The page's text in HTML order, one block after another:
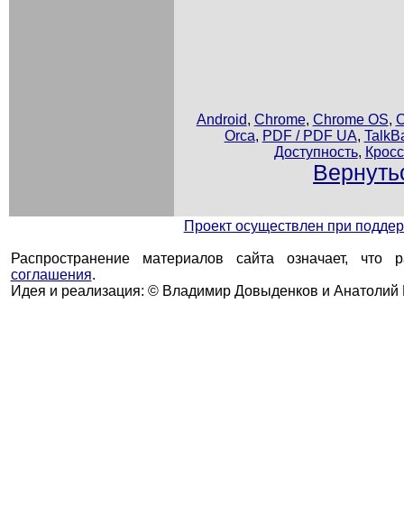
Android, Chrome, Chrome OS,
Orca, PDF / PDF UA,
Доступность,
Проект осуществлен при
Распространение материалов сайта означает, что
соглашения.
Идея и реализация: © Владимир Довыденков и